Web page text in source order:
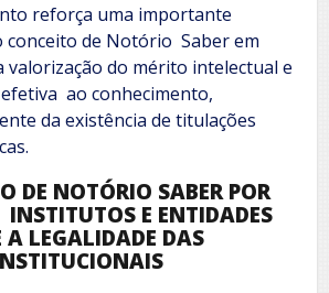
reforça uma importante
conceito de Notório Saber em
valorização do mérito intelectual e
ao conhecimento,
da existência de titulações
DE NOTÓRIO SABER POR
E ENTIDADES
A LEGALIDADE DAS